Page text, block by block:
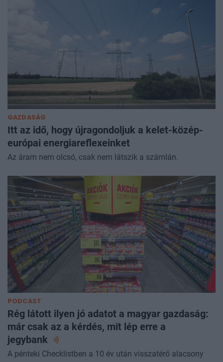
GAZDASÁG
Itt az idő, hogy újragondoljuk a kelet-közép-
európai energiareflexeinket
Az áram nem olcsó, csak nem látszik a számlán.
PODCAST
Rég látott ilyen jó adatot a magyar gazdaság:
már csak az a kérdés, mit lép erre a
jegybank
A pénteki Checklistben a 10 év után visszatérő alacsony